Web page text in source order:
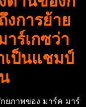
งการย้าย
ร์เกซว่า
เป็นแชมป์
ยภาพของ มาร์ค มาร์